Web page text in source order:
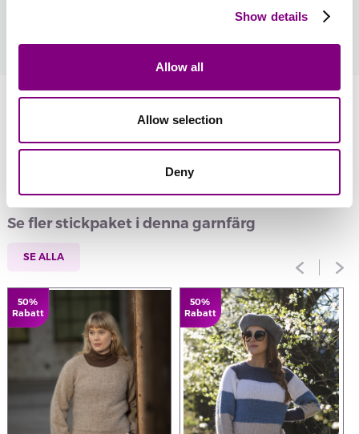
Show details
Allow all
Allow selection
Deny
Information
Recensioner
Se fler stickpaket i denna garnfärg
SE ALLA
50%
Rabatt
50%
Rabatt